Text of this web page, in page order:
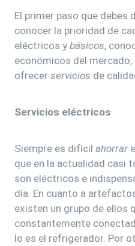
El primer paso que debes
conocer la prioridad de
eléctricos y básicos,
económicos del mercado,
ofrecer servicios de
Servicios eléctricos
Siempre es difícil ahorrar
que en la actualidad casi
son eléctricos e
día. En cuanto a
existen un grupo de ellos
constantemente
lo es el refrigerador. Por